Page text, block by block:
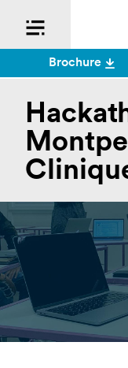
Brochure